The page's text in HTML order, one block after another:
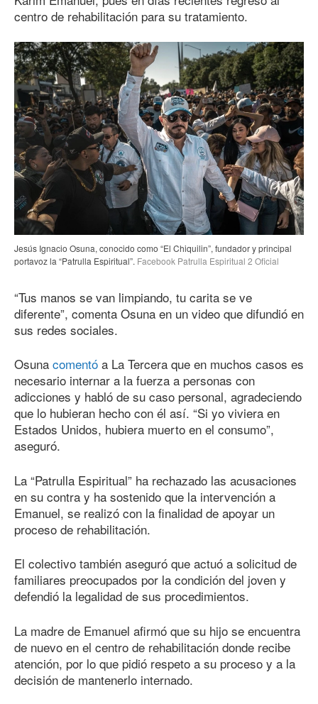
centro de rehabilitación para su tratamiento.
Jesús Ignacio Osuna, conocido como “El Chiquilin”, fundador y principal
portavoz la “Patrulla Espiritual”. Facebook Patrulla Espiritual 2 Oficial
“Tus manos se van limpiando, tu carita se ve
diferente”, comenta Osuna en un video que difundió en
sus redes sociales.
Osuna comentó a La Tercera que en muchos casos es
necesario internar a la fuerza a personas con
adicciones y habló de su caso personal, agradeciendo
que lo hubieran hecho con él así. “Si yo viviera en
Estados Unidos, hubiera muerto en el consumo”,
aseguró.
La “Patrulla Espiritual” ha rechazado las acusaciones
en su contra y ha sostenido que la intervención a
Emanuel, se realizó con la finalidad de apoyar un
proceso de rehabilitación.
El colectivo también aseguró que actuó a solicitud de
familiares preocupados por la condición del joven y
defendió la legalidad de sus procedimientos.
La madre de Emanuel afirmó que su hijo se encuentra
de nuevo en el centro de rehabilitación donde recibe
atención, por lo que pidió respeto a su proceso y a la
decisión de mantenerlo internado.